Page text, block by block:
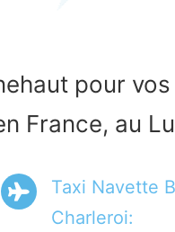
pour
France, au
Taxi Navette
Charleroi: